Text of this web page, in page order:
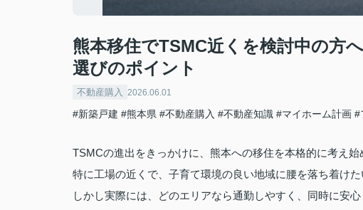
熊本移住でTSMC近くを検討中の方
選びのポイント
不動産購入 2026.06.01
#新築戸建 #熊本県 #不動産購入 #不動産知識 #マイホーム計画 #
TSMCの進出をきっかけに、熊本への移住を本格的に考え始
特に工場の近くで、子育て環境の良い地域に腰を落ち着けた
しかし実際には、どのエリアなら通勤しやすく、同時に安